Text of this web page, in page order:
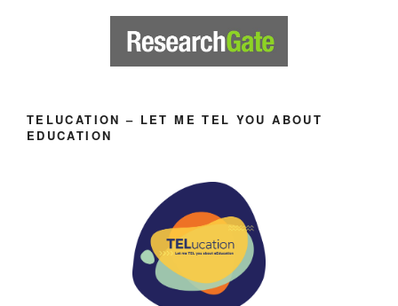
TELUCATION – LET ME TEL YOU ABOUT
EDUCATION